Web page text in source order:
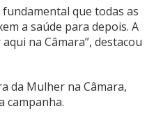
fundamental que todas as
a saúde para depois. A
na Câmara”, destacou
da Mulher na Câmara,
campanha.